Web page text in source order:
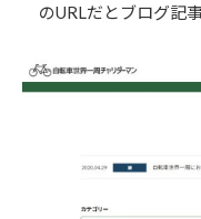
のURLだとブログ記